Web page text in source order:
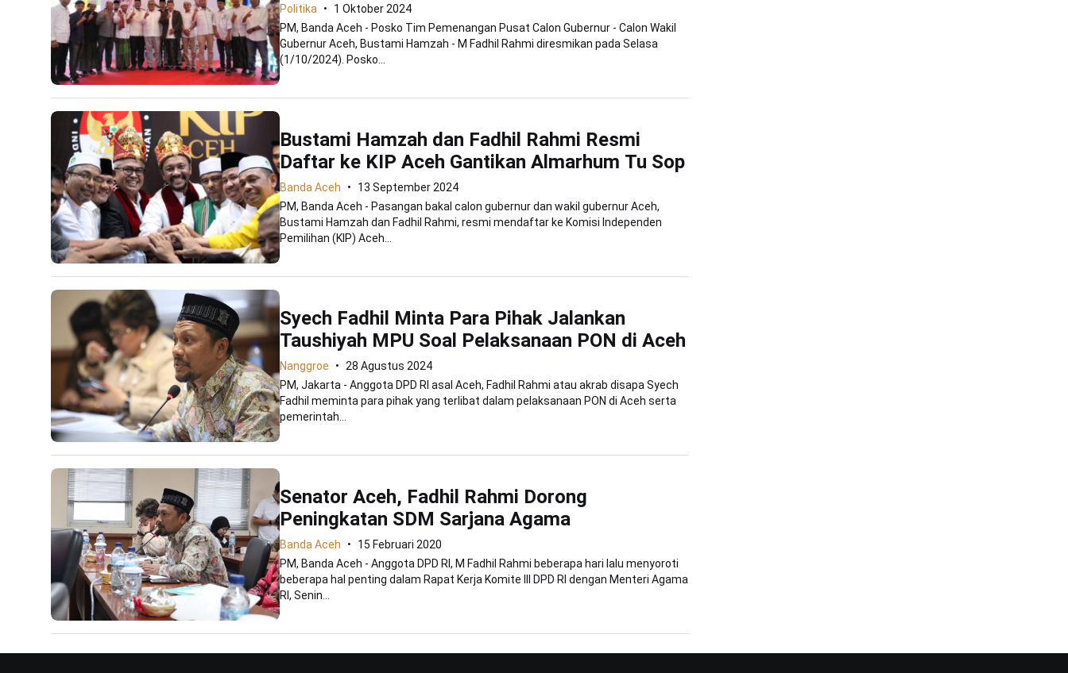
Politika
1 Oktober 2024
PM, Banda Aceh - Posko Tim Pemenangan Pusat Calon Gubernur - Calon Wakil
Gubernur Aceh, Bustami Hamzah - M Fadhil Rahmi diresmikan pada Selasa
(1/10/2024). Posko...
Bustami Hamzah dan Fadhil Rahmi Resmi
Daftar ke KIP Aceh Gantikan Almarhum Tu Sop
Banda Aceh
13 September 2024
PM, Banda Aceh - Pasangan bakal calon gubernur dan wakil gubernur Aceh,
Bustami Hamzah dan Fadhil Rahmi, resmi mendaftar ke Komisi Independen
Pemilihan (KIP) Aceh...
Syech Fadhil Minta Para Pihak Jalankan
Taushiyah MPU Soal Pelaksanaan PON di Aceh
Nanggroe
28 Agustus 2024
PM, Jakarta - Anggota DPD RI asal Aceh, Fadhil Rahmi atau akrab disapa Syech
Fadhil meminta para pihak yang terlibat dalam pelaksanaan PON di Aceh serta
pemerintah...
Senator Aceh, Fadhil Rahmi Dorong
Peningkatan SDM Sarjana Agama
Banda Aceh
15 Februari 2020
PM, Banda Aceh - Anggota DPD RI, M Fadhil Rahmi beberapa hari lalu menyoroti
beberapa hal penting dalam Rapat Kerja Komite III DPD RI dengan Menteri Agama
RI, Senin...